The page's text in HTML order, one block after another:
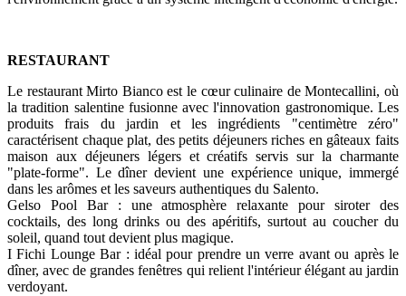
RESTAURANT
Le restaurant Mirto Bianco est le cœur culinaire de Montecallini, où
la tradition salentine fusionne avec l'innovation gastronomique. Les
produits frais du jardin et les ingrédients "centimètre zéro"
caractérisent chaque plat, des petits déjeuners riches en gâteaux faits
maison aux déjeuners légers et créatifs servis sur la charmante
"plate-forme". Le dîner devient une expérience unique, immergé
dans les arômes et les saveurs authentiques du Salento.
Gelso Pool Bar : une atmosphère relaxante pour siroter des
cocktails, des long drinks ou des apéritifs, surtout au coucher du
soleil, quand tout devient plus magique.
I Fichi Lounge Bar : idéal pour prendre un verre avant ou après le
dîner, avec de grandes fenêtres qui relient l'intérieur élégant au jardin
verdoyant.